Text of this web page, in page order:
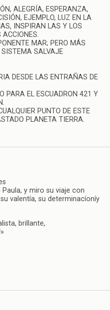
ALEGRÍA, ESPERANZA,
EJEMPLO, LUZ EN LA
INSPIRAN LAS Y LOS
MAR; PERO MÁS
SALVAJE
DESDE LAS ENTRAÑAS DE
PARA EL ESCUADRON 421 Y
PUNTO DE ESTE
PLANETA TIERRA.
y miro su viaje con
valentía, su determinacíoníy
brillante,